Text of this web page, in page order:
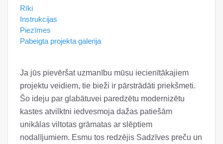
Rīki
Instrukcijas
Piezīmes
Pabeigta projekta galerija
Ja jūs pievēršat uzmanību mūsu iecienītākajiem
projektu veidiem, tie bieži ir pārstrādāti priekšmeti.
Šo ideju par glabātuvei paredzētu modernizētu
kastes atvilktni iedvesmoja dažas patiešām
unikālas viltotas grāmatas ar slēptiem
nodalījumiem. Esmu tos redzējis Sadzīves preču un